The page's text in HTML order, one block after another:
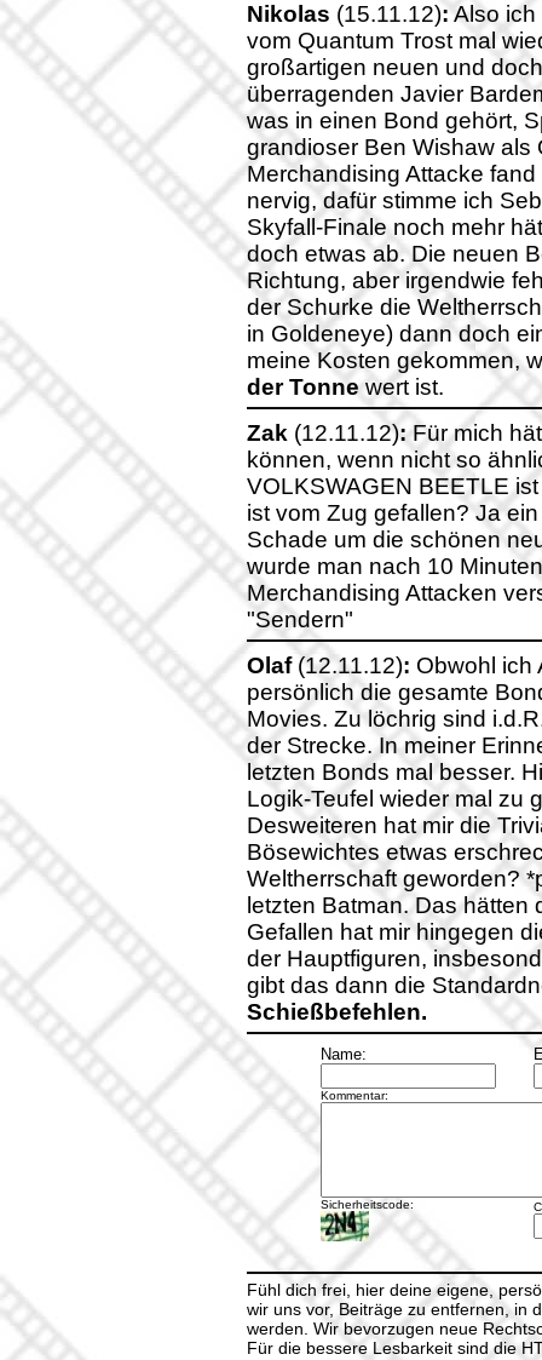
Nikolas (15.11.12):Also ich
vom Quantum Trost mal
großartigen neuen und
überragenden Javier
was in einen Bond gehört,
grandioser Ben Wishaw als
Merchandising Attacke
nervig, dafür stimme ich
Skyfall-Finale noch mehr
doch etwas ab. Die neuen
Richtung, aber irgendwie
der Schurke die
in Goldeneye) dann doch
meine Kosten gekommen,
der Tonne wert ist.
Zak (12.11.12):Für mich
können, wenn nicht so
VOLKSWAGEN BEETLE
ist vom Zug gefallen? Ja
Schade um die schönen
wurde man nach 10
Merchandising Attacken
"Sendern"
Olaf(12.11.12): Obwohl ich
persönlich die gesamte
Movies. Zu löchrig sind
der Strecke. In meiner
letzten Bonds mal besser.
Logik-Teufel wieder mal zu
Desweiteren hat mir die
Bösewichtes etwas
Weltherrschaft geworden?
letzten Batman. Das
Gefallen hat mir hingegen
der Hauptfiguren,
gibt das dann die
Schießbefehlen.
Name:
Kommentar:
Sicherheitscode:
Fühl dich frei, hier deine eigene,
wir uns vor, Beiträge zu entfernen, in
werden. Wir bevorzugen neue
Für die bessere Lesbarkeit sind die